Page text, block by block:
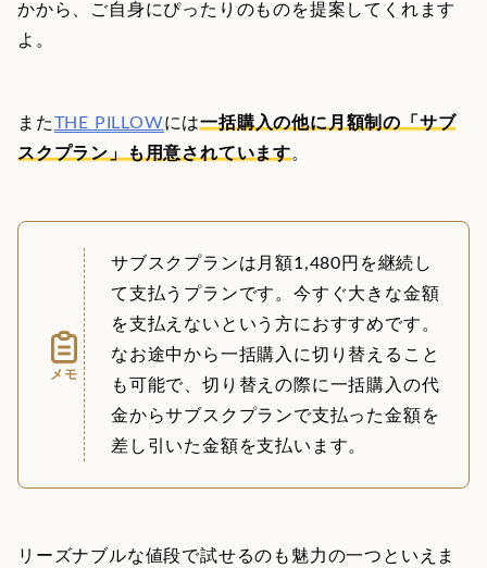
かから、ご自身にぴったりのものを提案してくれます
よ。
またTHE PILLOWには一括購入の他に月額制の「サブ
スクプラン」も用意されています。
メモ
サブスクプランは月額1,480円を継続し
て支払うプランです。今すぐ大きな金額
を支払えないという方におすすめです。
なお途中から一括購入に切り替えること
も可能で、切り替えの際に一括購入の代
金からサブスクプランで支払った金額を
差し引いた金額を支払います。
リーズナブルな値段で試せるのも魅力の一つといえま